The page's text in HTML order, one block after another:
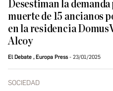
Desestiman la demanda
muerte de 15 ancianos
en la residencia
Alcoy
El Debate , Europa Press 23/01/2025
SOCIEDAD